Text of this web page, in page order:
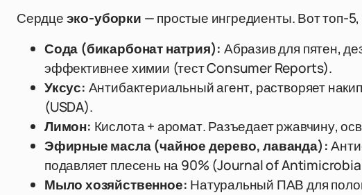
Сердцеэко-уборки — простые ингредиенты. Вот топ-
Сода (бикарбонат натрия): Абразив для пятен,
эффективнее химии (тест Consumer Reports).
Уксус: Антибактериальный агент, растворяет
(USDA).
Лимон: Кислота + аромат. Разъедает ржавчину,
Эфирные масла (чайное дерево, лаванда):
подавляет плесень на 90% (Journal of
Мыло хозяйственное: Натуральный ПАВ для